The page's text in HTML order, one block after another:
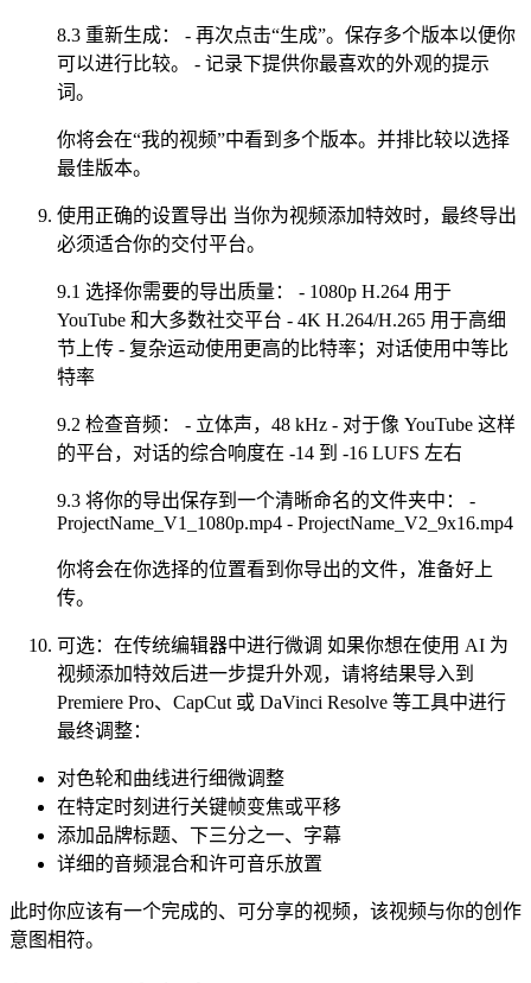
8.3 重新生成： - 再次点击“生成”。保存多个版本以便你
可以进行比较。 - 记录下提供你最喜欢的外观的提示
词。
你将会在“我的视频”中看到多个版本。并排比较以选择
最佳版本。
使用正确的设置导出 当你为视频添加特效时，最终导出
必须适合你的交付平台。
9.1 选择你需要的导出质量： - 1080p H.264 用于
YouTube 和大多数社交平台 - 4K H.264/H.265 用于高细
节上传 - 复杂运动使用更高的比特率；对话使用中等比
特率
9.2 检查音频： - 立体声，48 kHz - 对于像 YouTube 这样
的平台，对话的综合响度在 -14 到 -16 LUFS 左右
9.3 将你的导出保存到一个清晰命名的文件夹中： -
ProjectName_V1_1080p.mp4 - ProjectName_V2_9x16.mp4
你将会在你选择的位置看到你导出的文件，准备好上
传。
可选：在传统编辑器中进行微调 如果你想在使用 AI 为
视频添加特效后进一步提升外观，请将结果导入到
Premiere Pro、CapCut 或 DaVinci Resolve 等工具中进行
最终调整：
对色轮和曲线进行细微调整
在特定时刻进行关键帧变焦或平移
添加品牌标题、下三分之一、字幕
详细的音频混合和许可音乐放置
此时你应该有一个完成的、可分享的视频，该视频与你的创作
意图相符。